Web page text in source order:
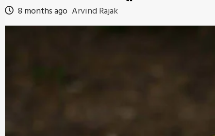
8 months ago Arvind Rajak